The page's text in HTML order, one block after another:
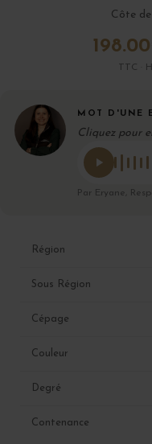
Côte
198.00
TTC ·
MOT D'UNE
Cliquez pour
Par Eryane,
Région
Sous Région
Cépage
Couleur
Degré
Contenance